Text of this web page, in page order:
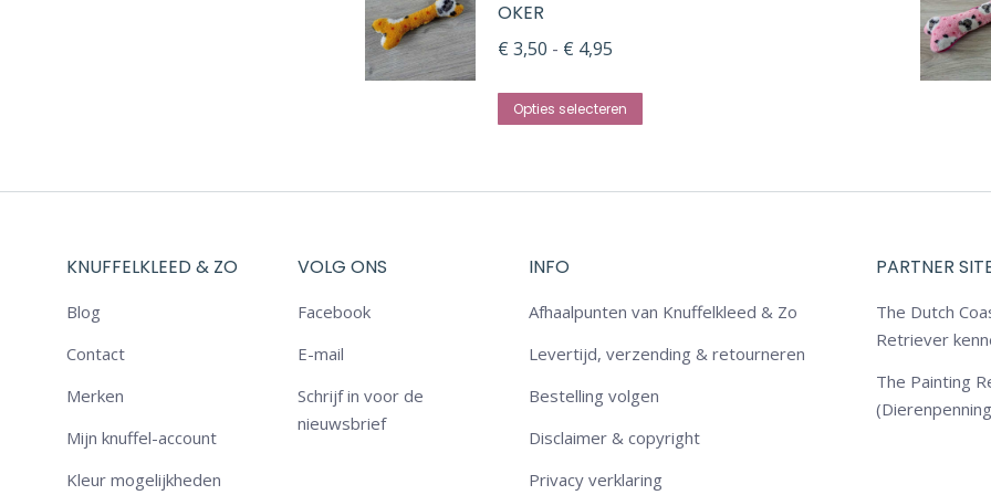
OKER
€ 3,50 - € 4,95
tot
Opties selecteren
meerdere
kan
gekozen
de
productpagina
KNUFFELKLEED & ZO
Blog
Contact
Merken
Mijn knuffel-account
Kleur mogelijkheden
VOLG ONS
Facebook
E-mail
Schrijf in voor de
nieuwsbrief
INFO
Afhaalpunten van Knuffelkleed & Zo
Levertijd, verzending & retourneren
Bestelling volgen
Disclaimer & copyright
Privacy verklaring
PARTNER
The Dutch
Retriever
The Painting